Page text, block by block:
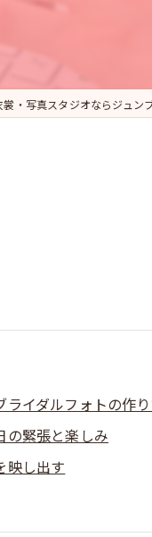
・写真スタジオならジュン
ライダルフォトの作
の緊張と楽しみ
映し出す
価値を感じる